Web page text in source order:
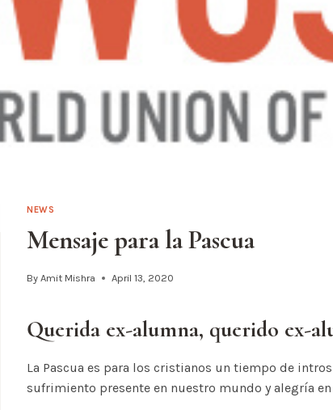
NEWS
Mensaje para la Pascua
By Amit Mishra April 13, 2020
Querida ex-alumna, querido ex-
La Pascua es para los cristianos un tiempo de
sufrimiento presente en nuestro mundo y alegría